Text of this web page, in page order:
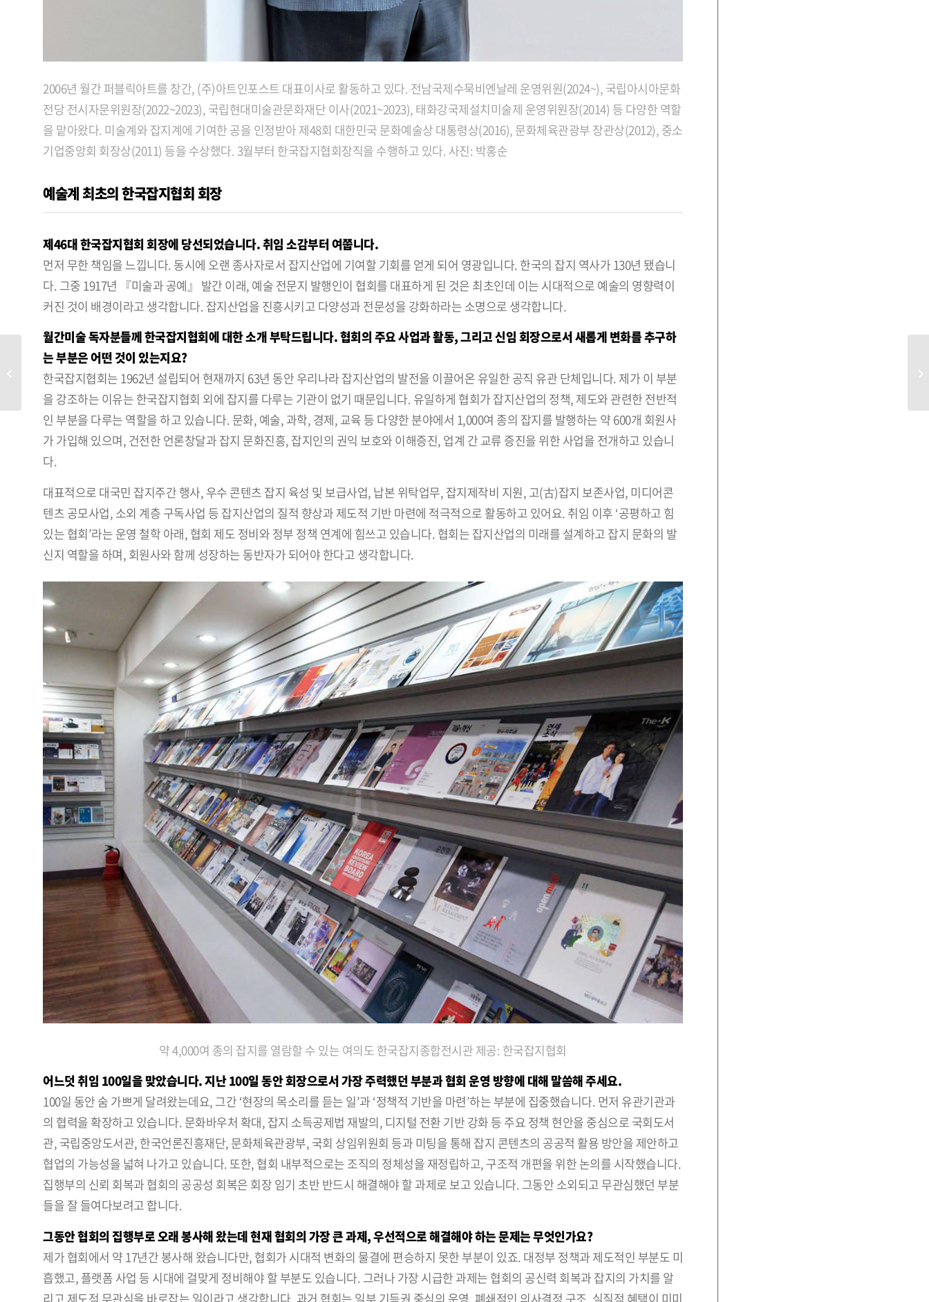
2006년 월간 퍼블릭아트를 창간, (주)아트인포스트 대표이사로 활동하고 있다. 전남국제수묵비엔날레 운영위원(2024~), 국립아시아문화
전당 전시자문위원장(2022~2023), 국립현대미술관문화재단 이사(2021~2023), 태화강국제설치미술제 운영위원장(2014) 등 다양한 역할
을 맡아왔다. 미술계와 잡지계에 기여한 공을 인정받아 제48회 대한민국 문화예술상 대통령상(2016), 문화체육관광부 장관상(2012), 중소
기업중앙회 회장상(2011) 등을 수상했다. 3월부터 한국잡지협회장직을 수행하고 있다. 사진: 박홍순
예술계 최초의 한국잡지협회 회장
제46대 한국잡지협회 회장에 당선되었습니다.취임 소감부터 여쭙니다.
먼저 무한 책임을 느낍니다. 동시에 오랜 종사자로서 잡지산업에 기여할 기회를 얻게 되어 영광입니다. 한국의 잡지 역사가 130년 됐습니
다. 그중 1917년 『미술과 공예』 발간 이래, 예술 전문지 발행인이 협회를 대표하게 된 것은 최초인데 이는 시대적으로 예술의 영향력이
커진 것이 배경이라고 생각합니다. 잡지산업을 진흥시키고 다양성과 전문성을 강화하라는 소명으로 생각합니다.
월간미술 독자분들께 한국잡지협회에 대한 소개 부탁드립니다. 협회의 주요 사업과 활동, 그리고 신임 회장으로서 새롭게 변화를 추구하
는 부분은 어떤 것이 있는지요?
한국잡지협회는 1962년 설립되어 현재까지 63년 동안 우리나라 잡지산업의 발전을 이끌어온 유일한 공직 유관 단체입니다. 제가 이 부분
을 강조하는 이유는 한국잡지협회 외에 잡지를 다루는 기관이 없기 때문입니다. 유일하게 협회가 잡지산업의 정책, 제도와 관련한 전반적
인 부분을 다루는 역할을 하고 있습니다. 문화, 예술, 과학, 경제, 교육 등 다양한 분야에서 1,000여 종의 잡지를 발행하는 약 600개 회원사
가 가입해 있으며, 건전한 언론창달과 잡지 문화진흥, 잡지인의 권익 보호와 이해증진, 업계 간 교류 증진을 위한 사업을 전개하고 있습니
다.
대표적으로 대국민 잡지주간 행사, 우수 콘텐츠 잡지 육성 및 보급사업, 납본 위탁업무, 잡지제작비 지원, 고(古)잡지 보존사업, 미디어콘
텐츠 공모사업, 소외 계층 구독사업 등 잡지산업의 질적 향상과 제도적 기반 마련에 적극적으로 활동하고 있어요. 취임 이후 ‘공평하고 힘
있는 협회’라는 운영 철학 아래, 협회 제도 정비와 정부 정책 연계에 힘쓰고 있습니다. 협회는 잡지산업의 미래를 설계하고 잡지 문화의 발
신지 역할을 하며, 회원사와 함께 성장하는 동반자가 되어야 한다고 생각합니다.
약 4,000여 종의 잡지를 열람할 수 있는 여의도 한국잡지종합전시관 제공: 한국잡지협회
어느덧 취임 100일을 맞았습니다. 지난 100일 동안 회장으로서 가장 주력했던 부분과 협회 운영 방향에 대해 말씀해 주세요.
100일 동안 숨 가쁘게 달려왔는데요, 그간 ‘현장의 목소리를 듣는 일’과 ‘정책적 기반을 마련’하는 부분에 집중했습니다. 먼저 유관기관과
의 협력을 확장하고 있습니다. 문화바우처 확대, 잡지 소득공제법 재발의, 디지털 전환 기반 강화 등 주요 정책 현안을 중심으로 국회도서
관, 국립중앙도서관, 한국언론진흥재단, 문화체육관광부, 국회 상임위원회 등과 미팅을 통해 잡지 콘텐츠의 공공적 활용 방안을 제안하고
협업의 가능성을 넓혀 나가고 있습니다. 또한, 협회 내부적으로는 조직의 정체성을 재정립하고, 구조적 개편을 위한 논의를 시작했습니다.
집행부의 신뢰 회복과 협회의 공공성 회복은 회장 임기 초반 반드시 해결해야 할 과제로 보고 있습니다. 그동안 소외되고 무관심했던 부분
들을 잘 들여다보려고 합니다.
그동안 협회의 집행부로 오래 봉사해 왔는데 현재 협회의 가장 큰 과제, 우선적으로 해결해야 하는 문제는 무엇인가요?
제가 협회에서 약 17년간 봉사해 왔습니다만, 협회가 시대적 변화의 물결에 편승하지 못한 부분이 있죠. 대정부 정책과 제도적인 부분도 미
흡했고, 플랫폼 사업 등 시대에 걸맞게 정비해야 할 부분도 있습니다. 그러나 가장 시급한 과제는 협회의 공신력 회복과 잡지의 가치를 알
리고 제도적 무관심을 바로잡는 일이라고 생각합니다. 과거 협회는 일부 기득권 중심의 운영, 폐쇄적인 의사결정 구조, 실질적 혜택이 미미
제13회 서울미디어시티비
엔날레 예술감독팀